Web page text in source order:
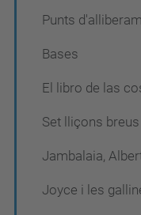
Punts
Bases
El libro de las
Set lliçons
Jambalaia,
Joyce i les